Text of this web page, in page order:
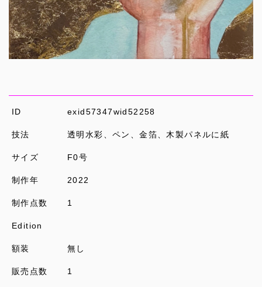
ID exid57347wid52258
技法 透明水彩、ペン、金箔、木製パネルに紙
サイズ F0号
制作年 2022
制作点数 1
Edition
額装 無し
販売点数 1